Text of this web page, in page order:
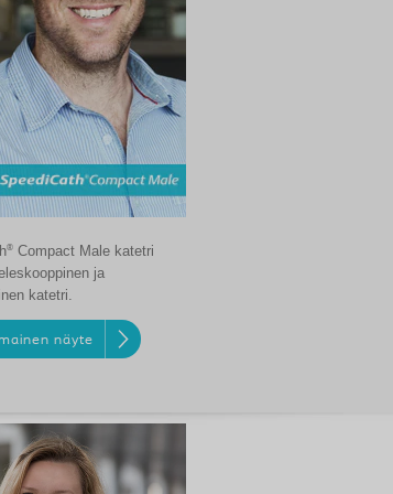
® Compact Male katetri
ja
katetri.
näyte